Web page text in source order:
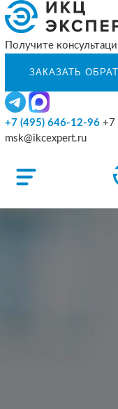
Получите
+7 (495) 646-12-96 +7
msk@ikcexpert.ru